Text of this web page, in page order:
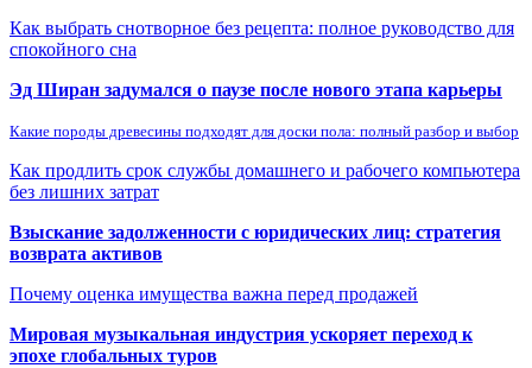
Как выбрать снотворное без рецепта: полное руководство для
спокойного сна
Эд Ширан задумался о паузе после нового этапа карьеры
Какие породы древесины подходят для доски пола: полный разбор и выбор
Как продлить срок службы домашнего и рабочего компьютера
без лишних затрат
Взыскание задолженности с юридических лиц: стратегия
возврата активов
Почему оценка имущества важна перед продажей
Мировая музыкальная индустрия ускоряет переход к
эпохе глобальных туров